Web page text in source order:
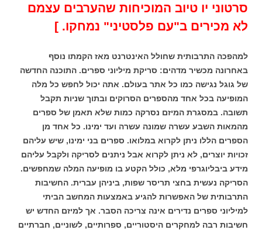
סרטוני יו טיוב המוכיחות שהערבים עצמם
לא מכירים ב"עם פלסטיני" נמחקו. ]
למהפכה התרבותית שחולל האינטרנט מאז הקמתו נוסף
באחרונה מכשיר מדהים: סריקת מיליוני ספרים. התוכנה החדשה
של גוגל נגישה כמו כל אתר בעולם. אתה יכול לחפש כל מלה
המופיעה בכל אחד מהספרים הסרוקים ובתוך שניות תקבל
תשובה. במסגרת המיזם נסרקה כמות שלא תאמן של ספרים
מהמאות השבע עשרה שמונה עשרה ועד ימינו. כל אחד מן
הספרים הללו ניתן לקרוא במלואו. ספרים בני ימינו, שיש עליהם
זכויות יוצרים, לא ניתן לקרוא אבל ניתנים לסריקה ולקבל עליהם
מידע ביבליוגרפי מלא, כולל הקטע בו מופיעה המלה שמחפשים.
הסריקה נעשית בחצי תריסר שפות, ביניהן עברית. החשיבות
התרבותית של האפשרות להגיע באמצעות המחשב הביתי
למיליוני ספרים נדירים אינה צריכה הסבר. אך למיזם החדש יש
חשיבות רבה למחקרים היסטוריים, ספרותיים, לשוניים, חברתיים